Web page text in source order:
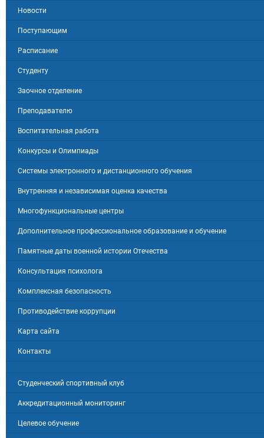
Новости
Поступающим
Расписание
Студенту
Заочное отделение
Преподавателю
Воспитательная работа
Конкурсы и Олимпиады
Системы электронного и дистанционного обучения
Внутренняя и независимая оценка качества
Многофункциональные центры
Дополнительное профессиональное образование и обучение
Памятные даты военной истории Отечества
Консультация психолога
Комплексная безопасность
Противодействие коррупции
Карта сайта
Контакты
Студенческий спортивный клуб
Аккредитационный мониторинг
Целевое обучение